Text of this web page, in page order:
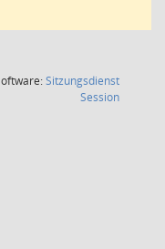
Sitzungsdienst
Session(Wird in